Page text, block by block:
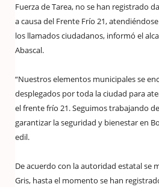
Fuerza de Tarea, no se han registrado
a causa del Frente Frío 21,
los llamados ciudadanos, informó el
Abascal.
“Nuestros elementos municipales se
desplegados por toda la ciudad para
el frente frío 21. Seguimos trabajando
garantizar la seguridad y bienestar en
edil.
De acuerdo con la autoridad estatal se
Gris, hasta el momento se han